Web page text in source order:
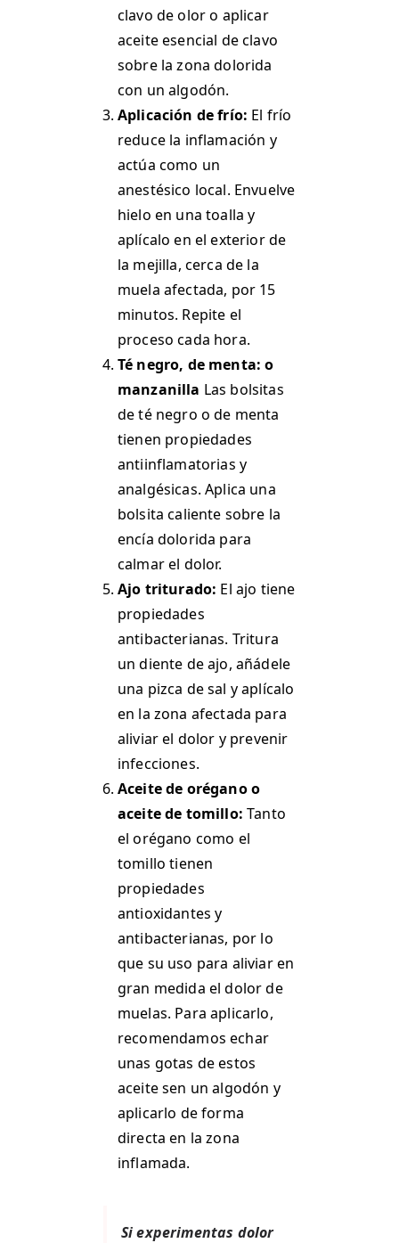
clavo de olor o aplicar
aceite esencial de clavo
sobre la zona dolorida
con un algodón.
Aplicación de frío: El frío
reduce la inflamación y
actúa como un
anestésico local. Envuelve
hielo en una toalla y
aplícalo en el exterior de
la mejilla, cerca de la
muela afectada, por 15
minutos. Repite el
proceso cada hora.
Té negro, de menta: o
manzanilla Las bolsitas
de té negro o de menta
tienen propiedades
antiinflamatorias y
analgésicas. Aplica una
bolsita caliente sobre la
encía dolorida para
calmar el dolor.
Ajo triturado: El ajo tiene
propiedades
antibacterianas. Tritura
un diente de ajo, añádele
una pizca de sal y aplícalo
en la zona afectada para
aliviar el dolor y prevenir
infecciones​.
Aceite de orégano o
aceite de tomillo:Tanto
el orégano como el
tomillo tienen
propiedades
antioxidantes y
antibacterianas, por lo
que su uso para aliviar en
gran medida el dolor de
muelas. Para aplicarlo,
recomendamos echar
unas gotas de estos
aceite sen un algodón y
aplicarlo de forma
directa en la zona
inflamada.
Si experimentas dolor